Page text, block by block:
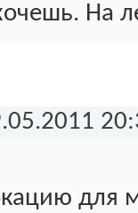
На
для